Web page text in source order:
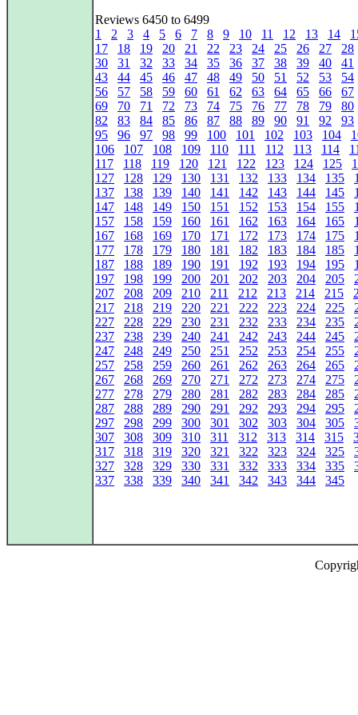
Reviews 6450 to 6499
1
2 3 4 5 6 7 8 9 10 11 12 13 14
17
18 19 20 21 22 23 24 25 26 27
28
30
31 32 33 34 35 36 37 38 39 40
41
43
44 45 46 47 48 49 50 51 52 53
54
56
57 58 59 60 61 62 63 64 65 66
67
69
70 71 72 73 74 75 76 77 78 79
80
82
83 84 85 86 87 88 89 90 91 92
93
95
96 97 98 99 100 101 102 103 104
106
107 108 109 110 111 112 113 114
117
118 119 120 121 122 123 124 125
127
128 129 130 131 132 133 134 135
137
138 139 140 141 142 143 144 145
147
148 149 150 151 152 153 154 155
157
158 159 160 161 162 163 164 165
167
168 169 170 171 172 173 174 175
177
178 179 180 181 182 183 184 185
187
188 189 190 191 192 193 194 195
197
198 199 200 201 202 203 204 205
207
208 209 210 211 212 213 214 215
217
218 219 220 221 222 223 224 225
227
228 229 230 231 232 233 234 235
237
238 239 240 241 242 243 244 245
247
248 249 250 251 252 253 254 255
257
258 259 260 261 262 263 264 265
267
268 269 270 271 272 273 274 275
277
278 279 280 281 282 283 284 285
287
288 289 290 291 292 293 294 295
297
298 299 300 301 302 303 304 305
307
308 309 310 311 312 313 314 315
317
318 319 320 321 322 323 324 325
327
328 329 330 331 332 333 334 335
337
338 339 340 341 342 343 344 345